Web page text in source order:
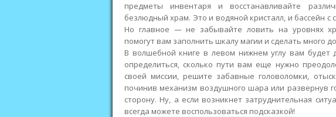
предметы инвентаря и восстанавливайте
безлюдный храм. Это и водяной кристалл, и бассейн с
Но главное — не забывайте ловить на уровнях
помогут вам заполнить шкалу магии и сделать много
В волшебной книге в левом нижнем углу вам будет
определиться, сколько пути вам еще нужно
своей миссии, решите забавные головоломки,
починив механизм воздушного шара или развернув
сторону. Ну, а если возникнет затруднительная
всегда можете воспользоваться подсказкой!